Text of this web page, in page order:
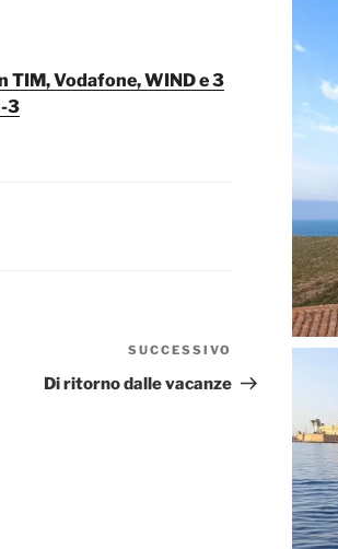
TIM, Vodafone, WIND e 3
3
Articolo
successivo
SUCCESSIVO
Di ritorno dalle vacanze